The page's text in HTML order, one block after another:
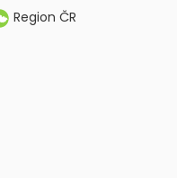
Region ČR